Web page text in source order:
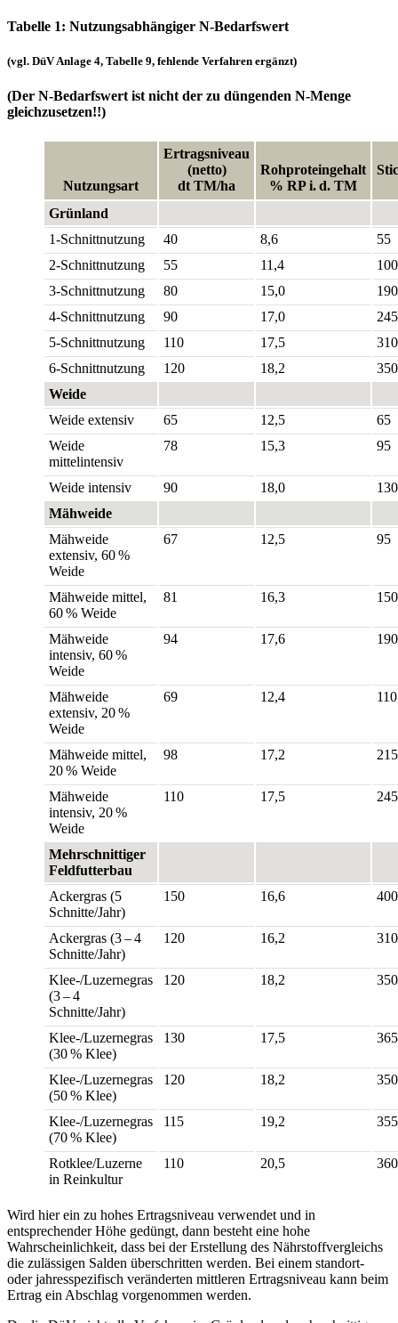
Tabelle 1: Nutzungsabhängiger N-Bedarfswert
(vgl. DüV Anlage 4, Tabelle 9, fehlende Verfahren ergänzt)
(Der N-Bedarfswert ist nicht der zu düngenden N-Menge
gleichzusetzen!!)
Nutzungsart
Ertragsniveau
(netto)
dt TM/ha
Rohproteingehalt
% RP i. d. TM
Grünland
1-Schnittnutzung
40 8,6
55
2-Schnittnutzung
55 11,4
100
3-Schnittnutzung
80 15,0
190
4-Schnittnutzung
90 17,0
245
5-Schnittnutzung
110 17,5
310
6-Schnittnutzung
120 18,2
350
Weide
Weide extensiv
65 12,5
65
Weide
mittelintensiv
78 15,3 95
Weide intensiv 90 18,0
130
Mähweide
Mähweide
extensiv, 60 %
Weide
67 12,5 95
Mähweide mittel,
60 % Weide
81 16,3 150
Mähweide
intensiv, 60 %
Weide
94 17,6 190
Mähweide
extensiv, 20 %
Weide
69 12,4 110
Mähweide mittel,
20 % Weide
98 17,2 215
Mähweide
intensiv, 20 %
Weide
110 17,5 245
Mehrschnittiger
Feldfutterbau
Ackergras (5
Schnitte/Jahr)
150 16,6 400
Ackergras (3 – 4
Schnitte/Jahr)
120 16,2 310
Klee-/Luzernegras
(3 – 4
Schnitte/Jahr)
120 18,2 350
Klee-/Luzernegras
(30 % Klee)
130 17,5 365
Klee-/Luzernegras
(50 % Klee)
120 18,2 350
Klee-/Luzernegras
(70 % Klee)
115 19,2 355
Rotklee/Luzerne
in Reinkultur
110 20,5 360
Wird hier ein zu hohes Ertragsniveau verwendet und in
entsprechender Höhe gedüngt, dann besteht eine hohe
Wahrscheinlichkeit, dass bei der Erstellung des Nährstoffvergleichs
die zulässigen Salden überschritten werden. Bei einem standort-
oder jahresspezifisch veränderten mittleren Ertragsniveau kann beim
Ertrag ein Abschlag vorgenommen werden.